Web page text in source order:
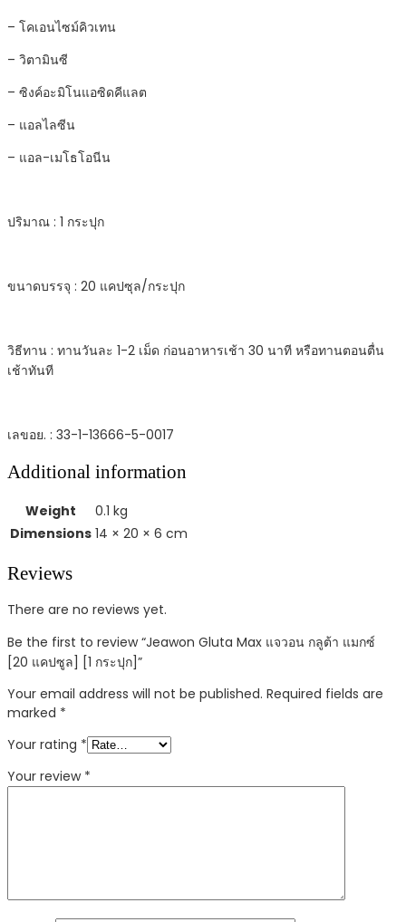
– โคเอนไซม์คิวเทน
– วิตามินซี
– ซิงค์อะมิโนแอซิดคีแลต
– แอลไลซีน
– แอล-เมโธโอนีน
ปริมาณ : 1 กระปุก
ขนาดบรรจุ : 20 แคปซุล/กระปุก
วิธีทาน : ทานวันละ 1-2 เม็ด ก่อนอาหารเช้า 30 นาที หรือทานตอนตื่น
เช้าทันที
เลขอย. : 33-1-13666-5-0017
Additional information
Weight
0.1 kg
Dimensions 14 × 20 × 6 cm
Reviews
There are no reviews yet.
Be the first to review “Jeawon Gluta Max แจวอน กลูต้า แมกซ์
[20 แคปซูล] [1 กระปุก]”
Your email address will not be published. Required fields are
marked *
Your rating *
Your review *